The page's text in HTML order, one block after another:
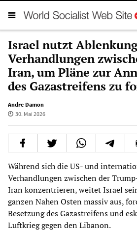
Israel nutzt
Verhandlungen
Iran, um Pläne zur
des Gazastreifens zu
Andre Damon
30. Mai 2026
Während sich die US- und
Verhandlungen zwischen der
Iran konzentrieren, weitet Israel
ganzen Nahen Osten massiv aus,
Besetzung des Gazastreifens und
Luftkrieg gegen den Libanon.